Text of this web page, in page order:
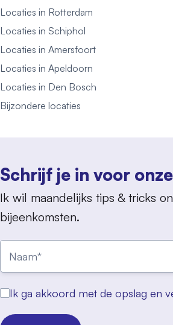
Locaties in Rotterdam
Locaties in Schiphol
Locaties in Amersfoort
Locaties in Apeldoorn
Locaties in Den Bosch
Bijzondere locaties
Schrijf je in voor
Ik wil maandelijks tips & tricks
bijeenkomsten.
Ik ga akkoord met de opslag en